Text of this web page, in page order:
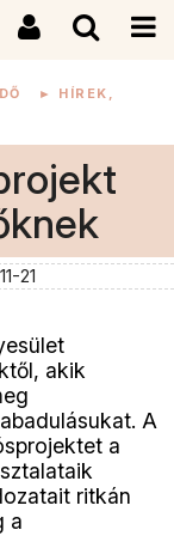
► HÍREK,
21
akik
A
a
ritkán
a